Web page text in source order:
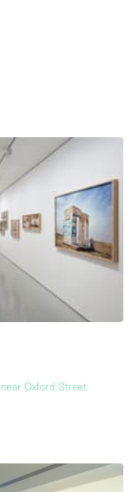
Oxford Street